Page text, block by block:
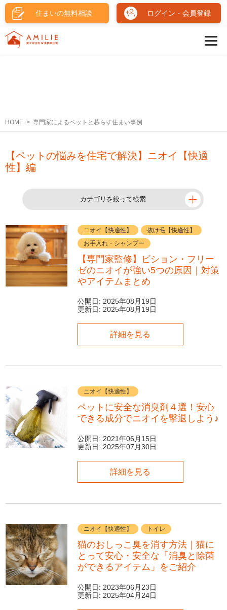
住まいの無料相談 ログイン・会員登録
HOME 専門家によるペットと暮らす住まい事例
【ペットの悩みを住宅で解決】ニオイ【快適
性】編
カテゴリを絞って検索
ニオイ【快適性】
抜け毛【快適性】
お手入れ・シャンプー
【専門家監修】ビション・フリー
ゼのニオイが強い5つの原因｜対策
やアイテムまとめ
公開日: 2025年08月19日
更新日: 2025年08月19日
詳細を見る
ニオイ【快適性】
ペットに安全な消臭剤４選！安心
できる成分でニオイを撃退しよう♪
公開日: 2021年06月15日
更新日: 2025年07月30日
詳細を見る
ニオイ【快適性】 トイレ
猫のおしっこ臭を消す方法｜猫に
とって安心・安全な「消臭と除菌
ができるアイテム」をご紹介
公開日: 2023年06月23日
更新日: 2025年04月24日